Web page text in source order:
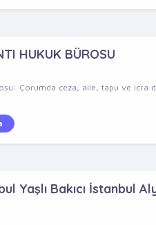
HUKUK BÜROSU
Çorumda ceza, aile, tapu ve icra
Yaşlı Bakıcı İstanbul